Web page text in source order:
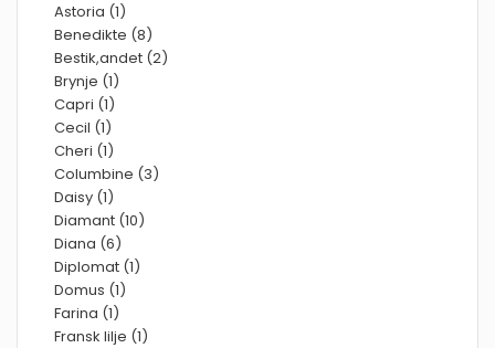
Astoria (1)
Benedikte (8)
Bestik,andet (2)
Brynje (1)
Capri (1)
Cecil (1)
Cheri (1)
Columbine (3)
Daisy (1)
Diamant (10)
Diana (6)
Diplomat (1)
Domus (1)
Farina (1)
Fransk lilje (1)